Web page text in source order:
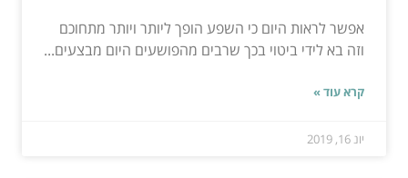
אפשר לראות היום כי השפע הופך ליותר ויותר מתחוכם
וזה בא לידי ביטוי בכך שרבים מהפושעים היום מבצעים...
קרא עוד »
יונ 16, 2019